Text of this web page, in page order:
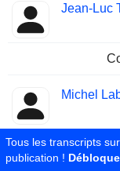
Jean-Luc
Michel
Public
Tous les transcripts
publication !